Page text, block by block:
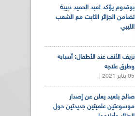
بوقدوم يؤكد لعبد الحميد دبيبة
تضامن الجزائر الثابت مع الشعب
الليبي
نزيف الأنف عند الأطفال: أسبابه
وطرق علاجه
05 يناير 2021 |
صالح بلعيد يعلن عن إصدار
موسوعتين علميتين جديدتين حول